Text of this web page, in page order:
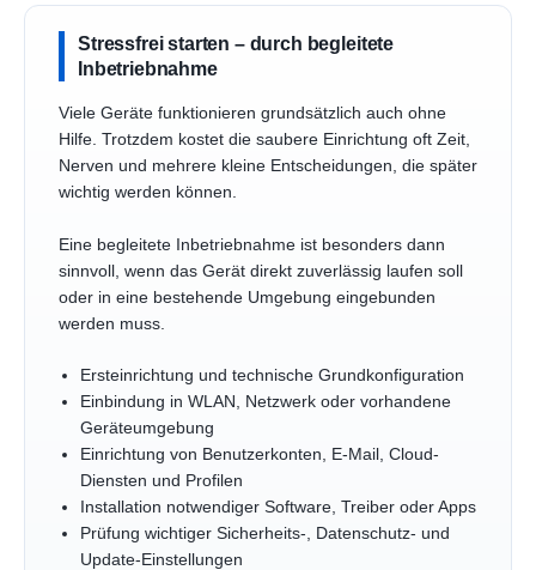
Stressfrei starten – durch begleitete
Inbetriebnahme
Viele Geräte funktionieren grundsätzlich auch ohne
Hilfe. Trotzdem kostet die saubere Einrichtung oft Zeit,
Nerven und mehrere kleine Entscheidungen, die später
wichtig werden können.
Eine begleitete Inbetriebnahme ist besonders dann
sinnvoll, wenn das Gerät direkt zuverlässig laufen soll
oder in eine bestehende Umgebung eingebunden
werden muss.
Ersteinrichtung und technische Grundkonfiguration
Einbindung in WLAN, Netzwerk oder vorhandene
Geräteumgebung
Einrichtung von Benutzerkonten, E-Mail, Cloud-
Diensten und Profilen
Installation notwendiger Software, Treiber oder Apps
Prüfung wichtiger Sicherheits-, Datenschutz- und
Update-Einstellungen